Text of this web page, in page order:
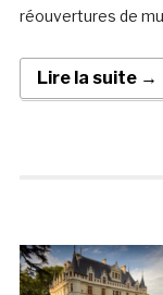
réouvertures de
Lire la suite →